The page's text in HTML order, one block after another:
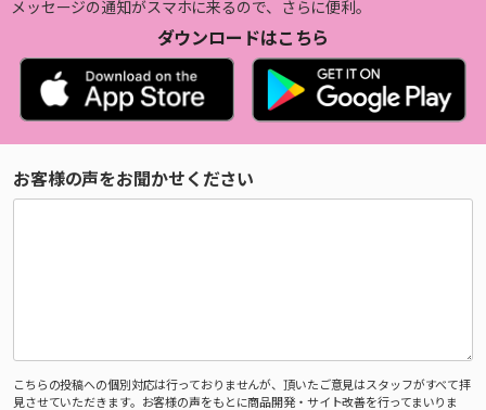
メッセージの通知がスマホに来るので、さらに便利。
ダウンロードはこちら
お客様の声をお聞かせください
こちらの投稿への個別対応は行っておりませんが、頂いたご意見はスタッフがすべて拝
見させていただきます。お客様の声をもとに商品開発・サイト改善を行ってまいりま